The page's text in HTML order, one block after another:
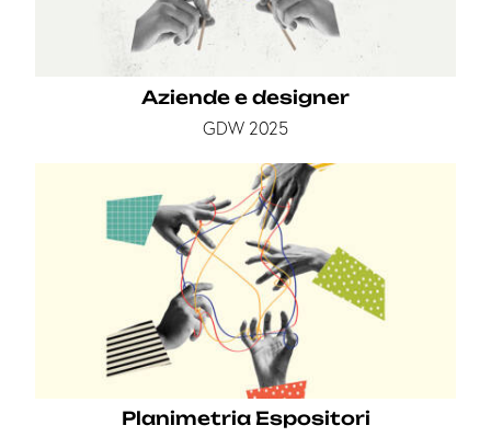
Aziende e designer
GDW 2025
Planimetria Espositori